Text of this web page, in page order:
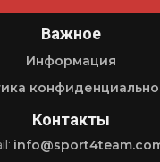
Важное
Информация
Контакты